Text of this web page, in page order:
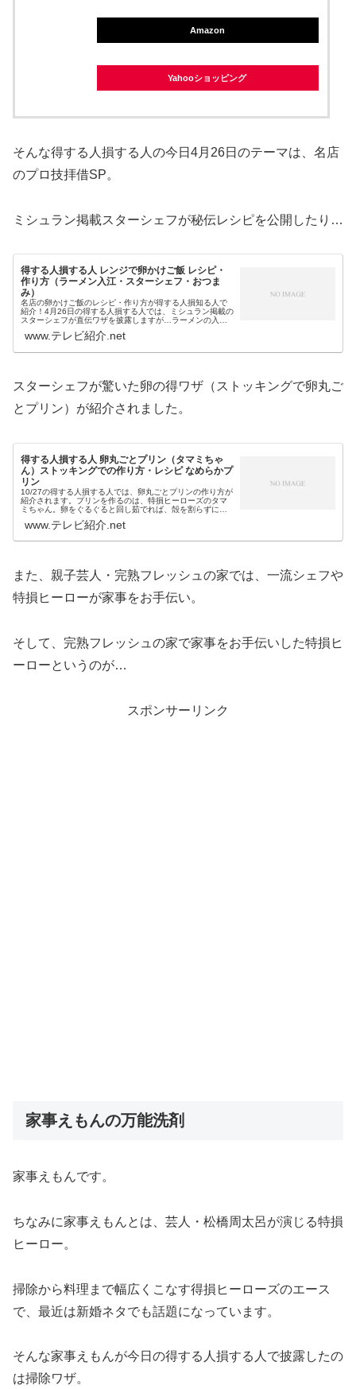
Amazon
Yahooショッピング
そんな得する人損する人の今日4月26日のテーマは、名店
のプロ技拝借SP。
ミシュラン掲載スターシェフが秘伝レシピを公開したり…
得する人損する人 レンジで卵かけご飯 レシピ・
作り方（ラーメン入江・スターシェフ・おつま
み）
名店の卵かけご飯のレシピ・作り方が得する人損知る人で
紹介！4月26日の得する人損する人では、ミシュラン掲載の
スターシェフが直伝ワザを披露しますが…ラーメンの入江
したという電子レンジ＆コンビ...
www.テレビ紹介.net
スターシェフが驚いた卵の得ワザ（ストッキングで卵丸ご
とプリン）が紹介されました。
得する人損する人 卵丸ごとプリン（タマミちゃ
ん）ストッキングでの作り方・レシピ なめらかプ
リン
10/27の得する人損する人では、卵丸ごとプリンの作り方が
紹介されます。プリンを作るのは、特損ヒーローズのタマ
ミちゃん。卵をぐるぐると回し茹でれば、殻を割らずに本
が、ストッキングです！また、...
www.テレビ紹介.net
また、親子芸人・完熟フレッシュの家では、一流シェフや
特損ヒーローが家事をお手伝い。
そして、完熟フレッシュの家で家事をお手伝いした特損ヒ
ーローというのが…
スポンサーリンク
家事えもんの万能洗剤
家事えもんです。
ちなみに家事えもんとは、芸人・松橋周太呂が演じる特損
ヒーロー。
掃除から料理まで幅広くこなす得損ヒーローズのエース
で、最近は新婚ネタでも話題になっています。
そんな家事えもんが今日の得する人損する人で披露したの
は掃除ワザ。